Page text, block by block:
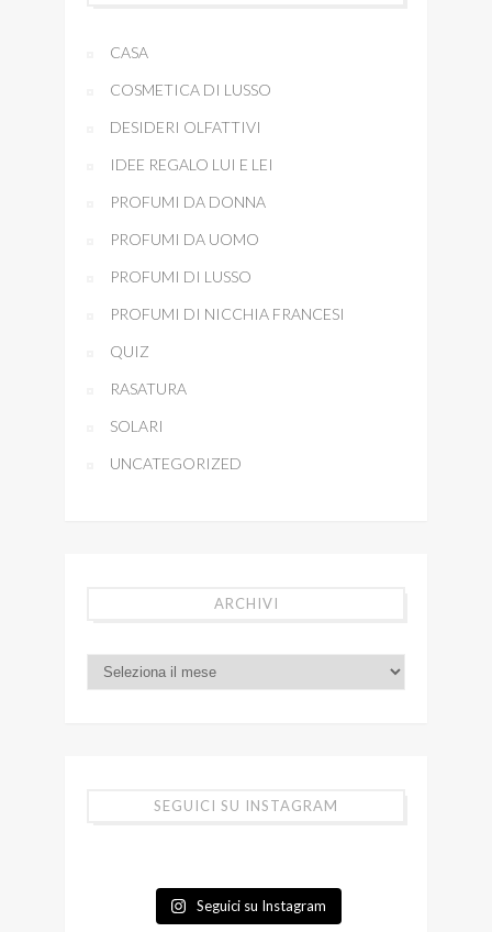
CASA
COSMETICA DI LUSSO
DESIDERI OLFATTIVI
IDEE REGALO LUI E LEI
PROFUMI DA DONNA
PROFUMI DA UOMO
PROFUMI DI LUSSO
PROFUMI DI NICCHIA FRANCESI
QUIZ
RASATURA
SOLARI
UNCATEGORIZED
ARCHIVI
SEGUICI SU INSTAGRAM
Seguici su Instagram